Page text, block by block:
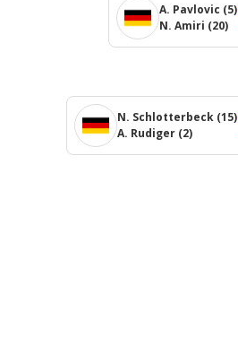
A. Pavlovic (5)
N. Amiri (20)
N. Schlotterbeck (15)
A. Rudiger (2)